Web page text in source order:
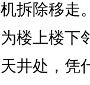
拆除移走
楼上楼下
井处，凭